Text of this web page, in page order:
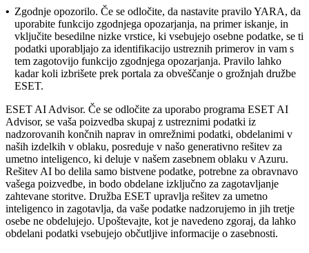
• Zgodnje opozorilo. Če se odločite, da nastavite pravilo YARA, da
uporabite funkcijo zgodnjega opozarjanja, na primer iskanje, in
vključite besedilne nizke vrstice, ki vsebujejo osebne podatke, se ti
podatki uporabljajo za identifikacijo ustreznih primerov in vam s
tem zagotovijo funkcijo zgodnjega opozarjanja. Pravilo lahko
kadar koli izbrišete prek portala za obveščanje o grožnjah družbe
ESET.
ESET AI Advisor. Če se odločite za uporabo programa ESET AI
Advisor, se vaša poizvedba skupaj z ustreznimi podatki iz
nadzorovanih končnih naprav in omrežnimi podatki, obdelanimi v
naših izdelkih v oblaku, posreduje v našo generativno rešitev za
umetno inteligenco, ki deluje v našem zasebnem oblaku v Azuru.
Rešitev AI bo delila samo bistvene podatke, potrebne za obravnavo
vašega poizvedbe, in bodo obdelane izključno za zagotavljanje
zahtevane storitve. Družba ESET upravlja rešitev za umetno
inteligenco in zagotavlja, da vaše podatke nadzorujemo in jih tretje
osebe ne obdelujejo. Upoštevajte, kot je navedeno zgoraj, da lahko
obdelani podatki vsebujejo občutljive informacije o zasebnosti.